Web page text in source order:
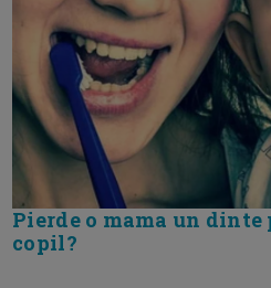
Pierde o mama un
copil?